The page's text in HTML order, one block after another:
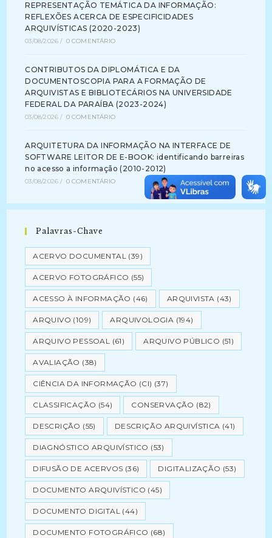
REPRESENTAÇÃO TEMÁTICA DA INFORMAÇÃO:
REFLEXÕES ACERCA DE ESPECIFICIDADES
ARQUIVÍSTICAS (2020-2023)
03/08/2026 / 0 COMENTÁRIO
CONTRIBUTOS DA DIPLOMÁTICA E DA
DOCUMENTOSCOPIA PARA A FORMAÇÃO DE
ARQUIVISTAS E BIBLIOTECÁRIOS NA UNIVERSIDADE
FEDERAL DA PARAÍBA (2023-2024)
03/08/2026 / 0 COMENTÁRIO
ARQUITETURA DA INFORMAÇÃO NA INTERFACE DE
SOFTWARE LEITOR DE E-BOOK: identificando barreiras
no acesso a informação (2010-2012)
03/08/2026 / 0 COMENTÁRIO
Palavras-Chave
ACERVO DOCUMENTAL (39)
ACERVO FOTOGRÁFICO (55)
ACESSO À INFORMAÇÃO (46) ARQUIVISTA (43)
ARQUIVO (109) ARQUIVOLOGIA (194)
ARQUIVO PESSOAL (61) ARQUIVO PÚBLICO (51)
AVALIAÇÃO (38)
CIÊNCIA DA INFORMAÇÃO (CI) (37)
CLASSIFICAÇÃO (54) CONSERVAÇÃO (82)
DESCRIÇÃO (55) DESCRIÇÃO ARQUIVÍSTICA (41)
DIAGNÓSTICO ARQUIVÍSTICO (53)
DIFUSÃO DE ACERVOS (36) DIGITALIZAÇÃO (53)
DOCUMENTO ARQUIVÍSTICO (45)
DOCUMENTO DIGITAL (44)
DOCUMENTO FOTOGRÁFICO (68)